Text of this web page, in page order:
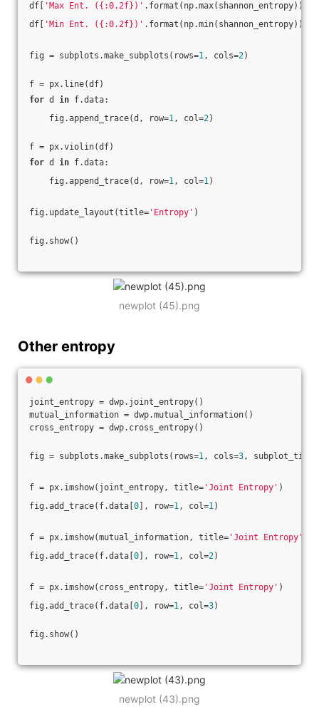
df[ 'Max Ent. ({:0.2f})' .format(np.max(shannon_entropy))]
df[
'Min Ent. ({:0.2f})' .format(np.min(shannon_entropy))]
fig = subplots.make_subplots(rows=1, cols=2)
f = px.line(df)
for d in f.data:
fig.append_trace(d, row=1, col=2)
f = px.violin(df)
for d in f.data:
fig.append_trace(d, row=1, col=1)
fig.update_layout(title= 'Entropy' )
fig.show()
newplot (45).png
Other entropy
joint_entropy = dwp.joint_entropy()
mutual_information = dwp.mutual_information()
cross_entropy = dwp.cross_entropy()
fig = subplots.make_subplots(rows=1, cols=3,
f = px.imshow(joint_entropy, title= 'Joint Entropy' )
fig.add_trace(f.data[ 0 ], row=1, col=1)
f = px.imshow(mutual_information, title= 'Joint Entropy'
fig.add_trace(f.data[ 0 ], row=1, col=2)
f = px.imshow(cross_entropy, title= 'Joint Entropy' )
fig.add_trace(f.data[ 0 ], row=1, col=3)
fig.show()
newplot (43).png